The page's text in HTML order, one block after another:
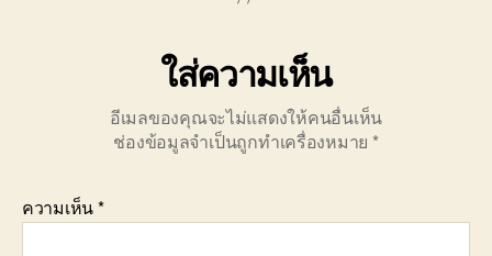
ใส่ความเห็น
อีเมลของคุณจะไม่แสดงให้คนอื่นเห็น
ช่องข้อมูลจำเป็นถูกทำเครื่องหมาย *
ความเห็น*